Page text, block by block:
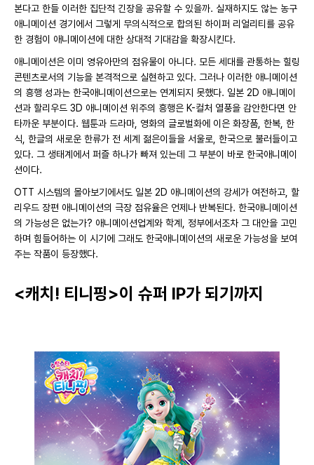
본다고 한들 이러한 집단적 긴장을 공유할 수 있을까. 실재하지도 않는 농구
애니메이션 경기에서 그렇게 무의식적으로 합의된 하이퍼 리얼리티를 공유
한 경험이 애니메이션에 대한 상대적 기대감을 확장시킨다.
애니메이션은 이미 영유아만의 점유물이 아니다. 모든 세대를 관통하는 힐링
콘텐츠로서의 기능을 본격적으로 실현하고 있다. 그러나 이러한 애니메이션
의 흥행 성과는 한국애니메이션으로는 연계되지 못했다. 일본 2D 애니메이
션과 할리우드 3D 애니메이션 위주의 흥행은 K-컬처 열풍을 감안한다면 안
타까운 부분이다. 웹툰과 드라마, 영화의 글로벌화에 이은 화장품, 한복, 한
식, 한글의 새로운 한류가 전 세계 젊은이들을 서울로, 한국으로 불러들이고
있다. 그 생태계에서 퍼즐 하나가 빠져 있는데 그 부분이 바로 한국애니메이
션이다.
OTT 시스템의 몰아보기에서도 일본 2D 애니메이션의 강세가 여전하고, 할
리우드 장편 애니메이션의 극장 점유율은 언제나 반복된다. 한국애니메이션
의 가능성은 없는가? 애니메이션업계와 학계, 정부에서조차 그 대안을 고민
하며 힘들어하는 이 시기에 그래도 한국애니메이션의 새로운 가능성을 보여
주는 작품이 등장했다.
<캐치! 티니핑>이 슈퍼 IP가 되기까지